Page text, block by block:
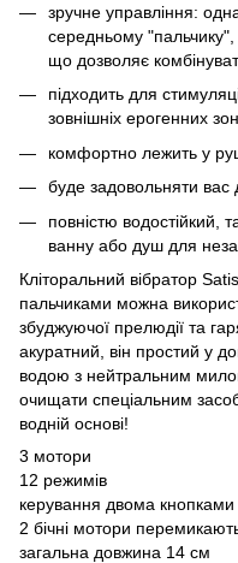
зручне управління:
середньому
що дозволяє
підходить для
зовнішніх ерогенних
комфортно лежить у
буде задовольняти вас
повністю водостійкий,
ванну або душ для
Кліторальний вібратор
пальчиками можна
збуджуючої прелюдії та
акуратний, він простий у
водою з нейтральним
очищати спеціальним
водній основі!
3 мотори
12 режимів
керування двома кнопками
2 бічні мотори
загальна довжина 14 см